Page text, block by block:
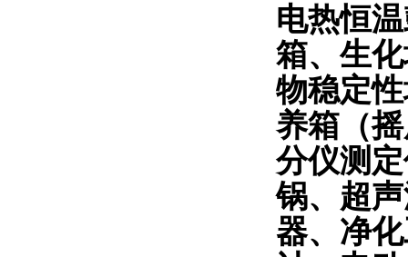
电热恒
箱、生
物稳定
养箱（
分仪测
锅、超
器、净